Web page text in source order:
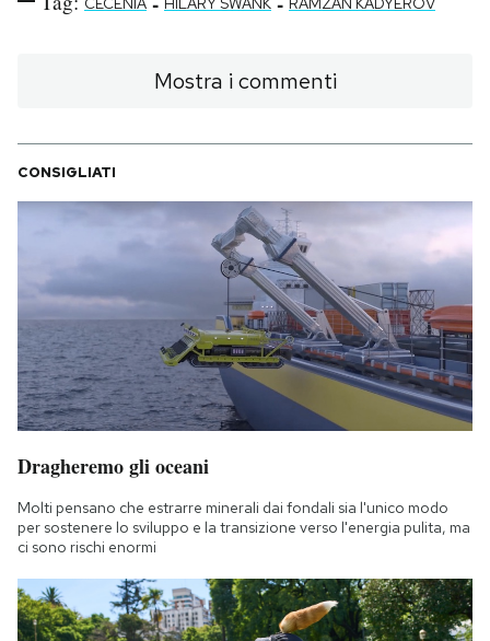
Mostra i commenti
CONSIGLIATI
Dragheremo gli oceani
Molti pensano che estrarre minerali dai fondali sia l'unico modo
per sostenere lo sviluppo e la transizione verso l'energia pulita, ma
ci sono rischi enormi